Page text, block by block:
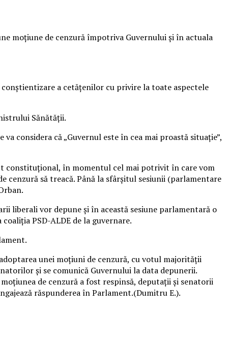
moţiune de cenzură împotriva Guvernului şi în actuala
a cetăţenilor cu privire la toate aspectele
Sănătăţii.
considera că „Guvernul este în cea mai proastă situaţie”,
constituţional, în momentul cel mai potrivit în care vom
cenzură să treacă. Până la sfârşitul sesiunii (parlamentare
liberali vor depune şi în această sesiune parlamentară o
PSD-ALDE de la guvernare.
unei moţiuni de cenzură, cu votul majorităţii
şi se comunică Guvernului la data depunerii.
de cenzură a fost respinsă, deputaţii şi senatorii
răspunderea în Parlament.(Dumitru E.).